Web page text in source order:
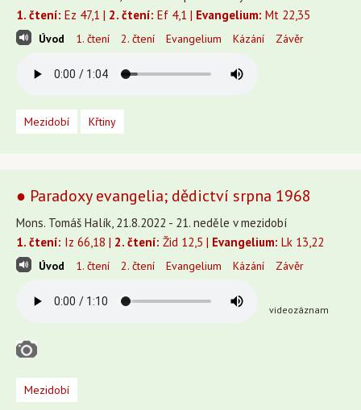
1. čtení: Ez 47,1 | 2. čtení: Ef 4,1 | Evangelium: Mt 22,35
Úvod 1. čtení 2. čtení Evangelium Kázání Závěr
Mezidobí Křtiny
● Paradoxy evangelia; dědictví srpna 1968
Mons. Tomáš Halík, 21.8.2022 - 21. neděle v mezidobí
1. čtení: Iz 66,18 | 2. čtení: Žid 12,5 | Evangelium: Lk 13,22
Úvod 1. čtení 2. čtení Evangelium Kázání Závěr
videozáznam
Mezidobí